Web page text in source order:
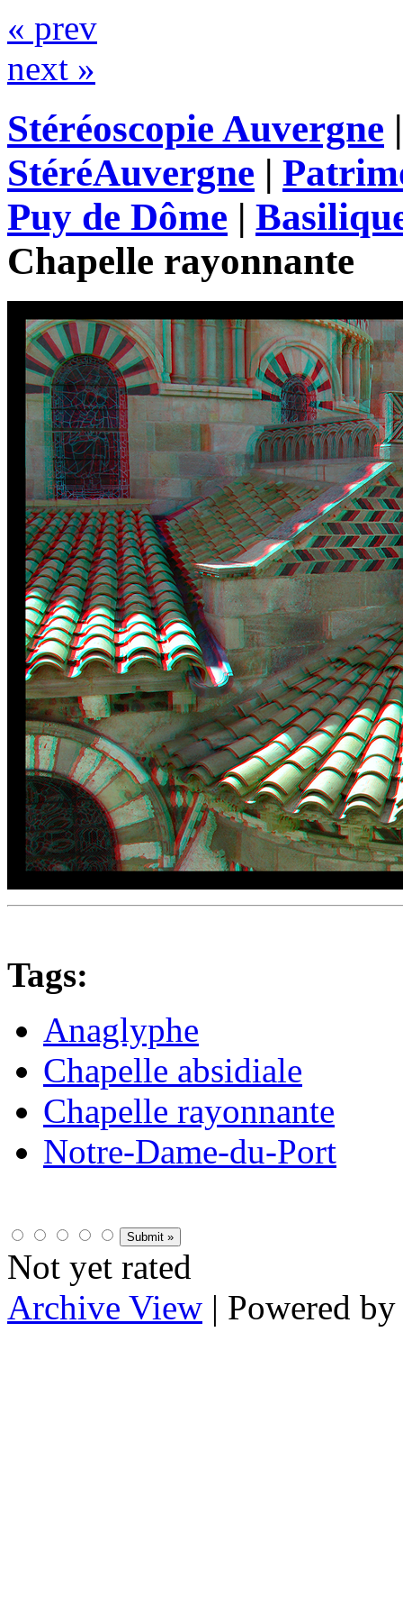
« prev
next »
Stéréoscopie Auvergne
StéréAuvergne |
Puy de Dôme |
Chapelle rayonnante
Tags:
Anaglyphe
Chapelle absidiale
Chapelle rayonnante
Notre-Dame-du-Port
Not yet rated
Archive View | Powered